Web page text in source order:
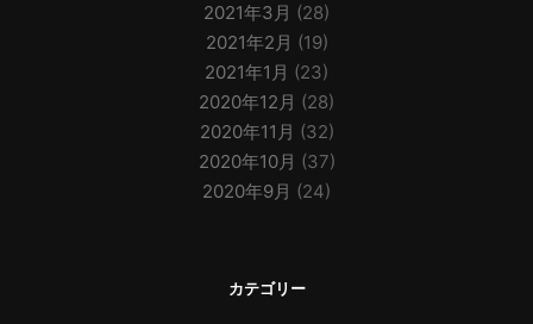
2021年3月 (28)
2021年2月 (19)
2021年1月 (23)
2020年12月 (28)
2020年11月 (32)
2020年10月 (37)
2020年9月 (24)
カテゴリー